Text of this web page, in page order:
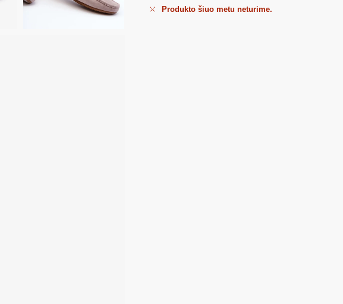
Produkto šiuo metu neturime.